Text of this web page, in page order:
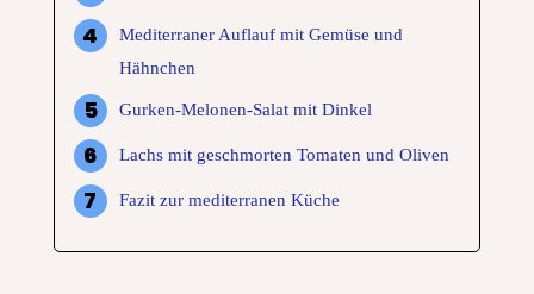
Mediterraner Auflauf mit Gemüse und
Hähnchen
Gurken-Melonen-Salat mit Dinkel
Lachs mit geschmorten Tomaten und Oliven
Fazit zur mediterranen Küche